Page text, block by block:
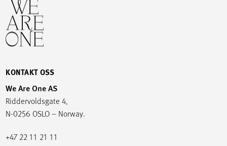
KONTAKT OSS
We Are One AS
Riddervoldsgate 4,
N-0256 OSLO – Norway.
+47 22 11 21 11